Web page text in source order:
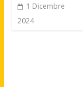
1 Dicembre
2024